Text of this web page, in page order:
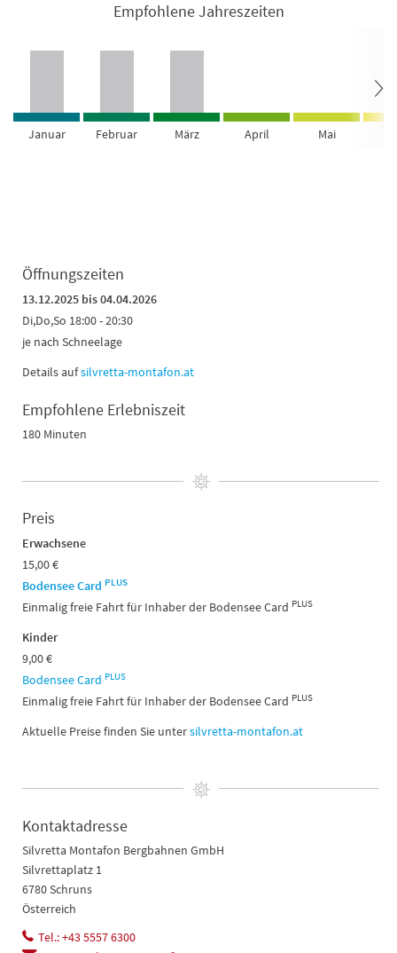
Empfohlene Jahreszeiten
Januar Februar März April Mai
Öffnungszeiten
13.12.2025 bis 04.04.2026
Di,Do,So 18:00 - 20:30
je nach Schneelage
Details aufsilvretta-montafon.at
Empfohlene Erlebniszeit
180 Minuten
Preis
Erwachsene
15,00 €
Bodensee Card PLUS
Einmalig freie Fahrt für Inhaber der Bodensee Card PLUS
Kinder
9,00 €
Bodensee Card PLUS
Einmalig freie Fahrt für Inhaber der Bodensee Card PLUS
Aktuelle Preise finden Sie untersilvretta-montafon.at
Kontaktadresse
Silvretta Montafon Bergbahnen GmbH
Silvrettaplatz 1
6780 Schruns
Österreich
Tel.: +43 5557 6300